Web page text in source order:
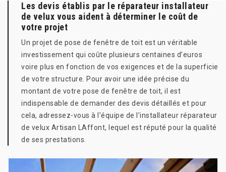
Les devis établis par le réparateur installateur
de velux vous aident à déterminer le coût de
votre projet
Un projet de pose de fenêtre de toit est un véritable
investissement qui coûte plusieurs centaines d’euros
voire plus en fonction de vos exigences et de la superficie
de votre structure. Pour avoir une idée précise du
montant de votre pose de fenêtre de toit, il est
indispensable de demander des devis détaillés et pour
cela, adressez-vous à l’équipe de l’installateur réparateur
de velux Artisan LAffont, lequel est réputé pour la qualité
de ses prestations.